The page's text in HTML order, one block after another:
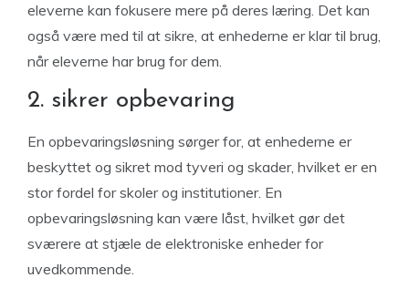
eleverne kan fokusere mere på deres læring. Det kan
også være med til at sikre, at enhederne er klar til brug,
når eleverne har brug for dem.
2. sikrer opbevaring
En opbevaringsløsning sørger for, at enhederne er
beskyttet og sikret mod tyveri og skader, hvilket er en
stor fordel for skoler og institutioner. En
opbevaringsløsning kan være låst, hvilket gør det
sværere at stjæle de elektroniske enheder for
uvedkommende.